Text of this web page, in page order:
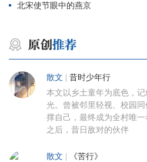
北宋使节眼中的燕京
散文 昔时少年行
本文以乡土童年为底色，
光。曾被邻里轻视、校园
撑自己，最终成为全村唯
之后，昔日敌对的伙伴
散文 《苦行》